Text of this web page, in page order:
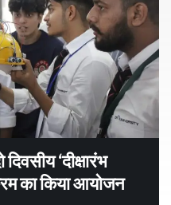
‘दीक्षारंभ
का किया आयोजन